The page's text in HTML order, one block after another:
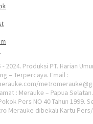
2024. Produksi PT. Harian
– Terpercaya. Email :
: Merauke – Papua
Pers NO 40 Tahun 1999.
Merauke dibekali Kartu